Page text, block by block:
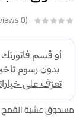
0
مسحوق عشبة القمح عضوي